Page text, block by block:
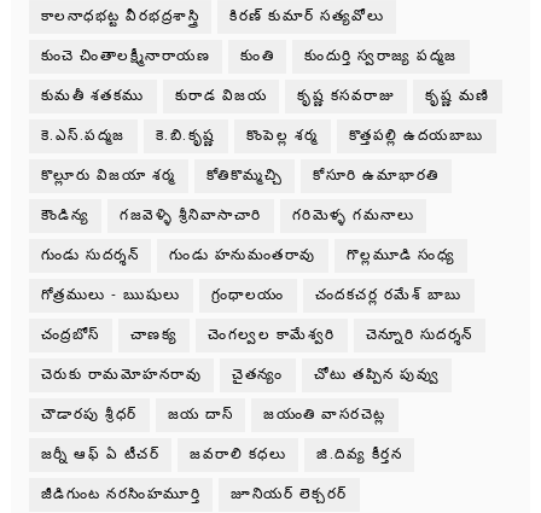
కాలనాధభట్ట వీరభద్రశాస్త్రి కిరణ్ కుమార్ సత్యవోలు
కుంచె చింతాలక్ష్మీనారాయణ కుంతి కుందుర్తి స్వరాజ్య పద్మజ
కుమతీ శతకము కురాడ విజయ కృష్ణ కసవరాజు కృష్ణ మణి
కె.ఎస్.పద్మజ కె.బి.కృష్ణ కొంపెల్ల శర్మ కొత్తపల్లి ఉదయబాబు
కొల్లూరు విజయా శర్మ కోతికొమ్మచ్చి కోసూరి ఉమాభారతి
కౌండిన్య గజవెళ్ళి శ్రీనివాసాచారి గరిమెళ్ళ గమనాలు
గుండు సుదర్శన్ గుండు హనుమంతరావు గొల్లమూడి సంధ్య
గోత్రములు - ఋషులు గ్రంధాలయం చందకచర్ల రమేశ్ బాబు
చంద్రబోస్ చాణక్య చెంగల్వల కామేశ్వరి చెన్నూరి సుదర్శన్
చెరుకు రామమోహనరావు చైతన్యం చోటు తప్పిన పువ్వు
చౌడారపు శ్రీధర్ జయ దాస్ జయంతి వాసరచెట్ల
జర్నీ ఆఫ్ ఏ టీచర్ జవరాలి కధలు జి.దివ్య కీర్తన
జీడిగుంట నరసింహమూర్తి జూనియర్ లెక్చరర్